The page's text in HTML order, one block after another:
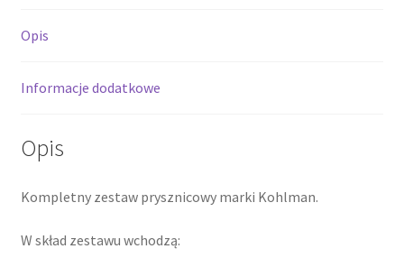
Opis
Informacje dodatkowe
Opis
Kompletny zestaw prysznicowy marki Kohlman.
W skład zestawu wchodzą: